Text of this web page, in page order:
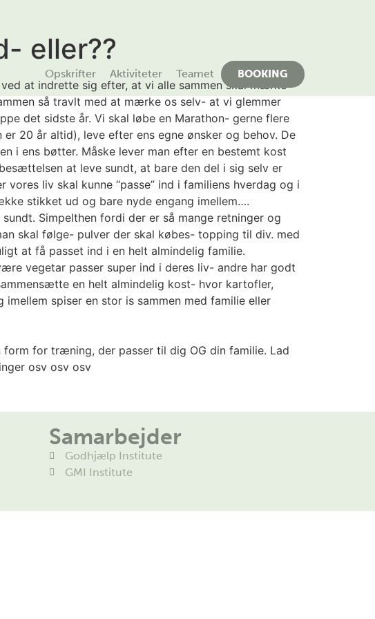
BOOKING
Opskrifter Aktiviteter Teamet
eller??
at indrette sig efter, at vi alle sammen skal mærke
så travlt med at mærke os selv- at vi glemmer
det sidste år. Vi skal løbe en Marathon- gerne flere
20 år altid), leve efter ens egne ønsker og behov. De
i ens bøtter. Måske lever man efter en bestemt kost
at leve sundt, at bare den del i sig selv er
liv skal kunne “passe” ind i familiens hverdag og i
stikket ud og bare nyde engang imellem….
Simpelthen fordi der er så mange retninger og
skal følge- pulver der skal købes- topping til div. med
at få passet ind i en helt almindelig familie.
vegetar passer super ind i deres liv- andre har godt
en helt almindelig kost- hvor kartofler,
spiser en stor is sammen med familie eller
for træning, der passer til dig OG din familie. Lad
osv osv osv
Samarbejder
Godhjælp Institute
GMI Institute